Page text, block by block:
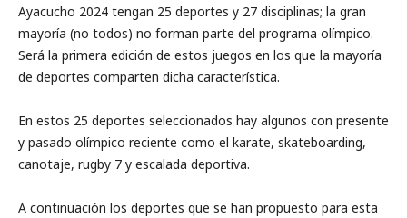
Ayacucho 2024 tengan 25 deportes y 27 disciplinas; la gran
mayoría (no todos) no forman parte del programa olímpico.
Será la primera edición de estos juegos en los que la mayoría
de deportes comparten dicha característica.
En estos 25 deportes seleccionados hay algunos con presente
y pasado olímpico reciente como el karate, skateboarding,
canotaje, rugby 7 y escalada deportiva.
A continuación los deportes que se han propuesto para esta